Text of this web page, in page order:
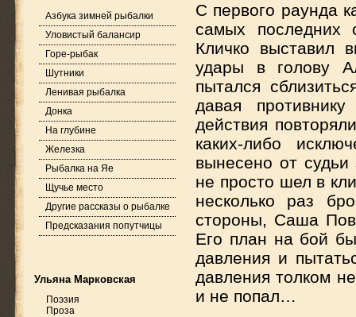
Азбука зимней рыбалки
Уловистый балансир
Горе-рыбак
Шутники
Ленивая рыбалка
Донка
На глубине
Железка
Рыбалка на Яе
Щучье место
Другие рассказы о рыбалке
Предсказания попутчицы
Ульяна Марковская
Поэзия
Проза
С первого раунда
самых последних
Кличко выставил
удары в голову
пытался
давая
действия
каких-либо
вынесено от
не просто шел в
несколько раз
стороны, Саша
Его план на бой
давления и
давления толком
и не попал…